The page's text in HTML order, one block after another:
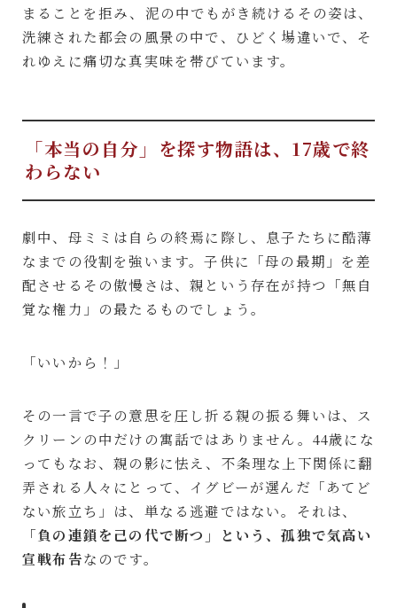
まることを拒み、泥の中でもがき続けるその姿は、
洗練された都会の風景の中で、ひどく場違いで、そ
れゆえに痛切な真実味を帯びています。
「本当の自分」を探す物語は、17歳で終
わらない
劇中、母ミミは自らの終焉に際し、息子たちに酷薄
なまでの役割を強います。子供に「母の最期」を差
配させるその傲慢さは、親という存在が持つ「無自
覚な権力」の最たるものでしょう。
「いいから！」
その一言で子の意思を圧し折る親の振る舞いは、ス
クリーンの中だけの寓話ではありません。44歳にな
ってもなお、親の影に怯え、不条理な上下関係に翻
弄される人々にとって、イグビーが選んだ「あてど
ない旅立ち」は、単なる逃避ではない。それは、
「負の連鎖を己の代で断つ」という、孤独で気高い
宣戦布告なのです。